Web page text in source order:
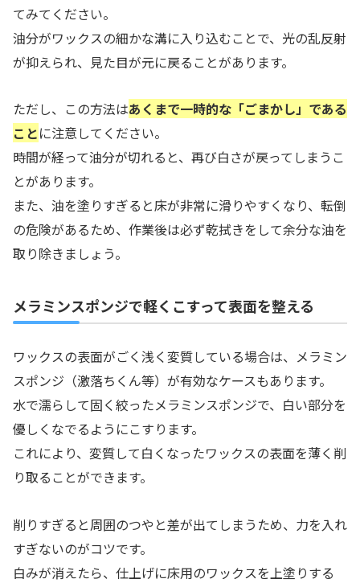
てみてください。
油分がワックスの細かな溝に入り込むことで、光の乱反射
が抑えられ、見た目が元に戻ることがあります。
ただし、この方法はあくまで一時的な「ごまかし」である
ことに注意してください。
時間が経って油分が切れると、再び白さが戻ってしまうこ
とがあります。
また、油を塗りすぎると床が非常に滑りやすくなり、転倒
の危険があるため、作業後は必ず乾拭きをして余分な油を
取り除きましょう。
メラミンスポンジで軽くこすって表面を整える
ワックスの表面がごく浅く変質している場合は、メラミン
スポンジ（激落ちくん等）が有効なケースもあります。
水で濡らして固く絞ったメラミンスポンジで、白い部分を
優しくなでるようにこすります。
これにより、変質して白くなったワックスの表面を薄く削
り取ることができます。
削りすぎると周囲のつやと差が出てしまうため、力を入れ
すぎないのがコツです。
白みが消えたら、仕上げに床用のワックスを上塗りする